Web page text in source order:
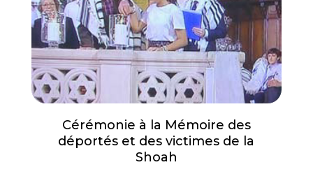
Cérémonie à la Mémoire des
déportés et des victimes de la
Shoah